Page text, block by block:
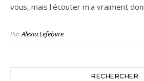
vous, mais l'écouter m'a vraiment
ParAlexia Lefebvre
RECHERCHER